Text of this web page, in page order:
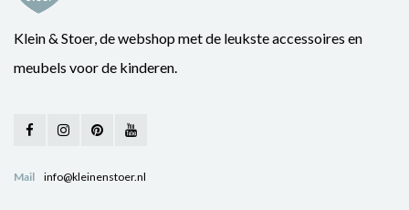
Klein & Stoer, de webshop met de leukste accessoires en
meubels voor de kinderen.
Mail info@kleinenstoer.nl